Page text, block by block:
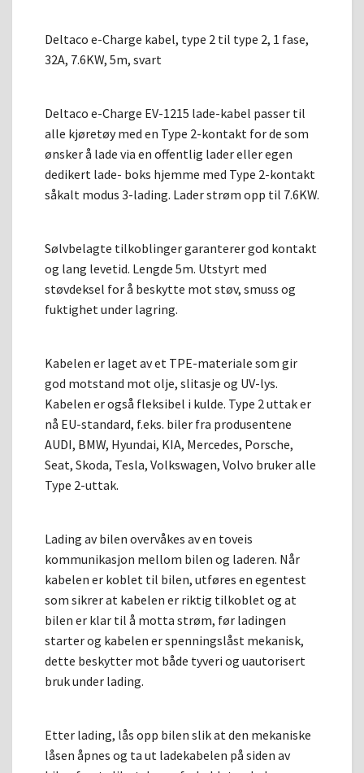
Deltaco e-Charge kabel, type 2 til type 2, 1 fase,
32A, 7.6KW, 5m, svart
Deltaco e-Charge EV-1215 lade-kabel passer til
alle kjøretøy med en Type 2-kontakt for de som
ønsker å lade via en offentlig lader eller egen
dedikert lade- boks hjemme med Type 2-kontakt
såkalt modus 3-lading. Lader strøm opp til 7.6KW.
Sølvbelagte tilkoblinger garanterer god kontakt
og lang levetid. Lengde 5m. Utstyrt med
støvdeksel for å beskytte mot støv, smuss og
fuktighet under lagring.
Kabelen er laget av et TPE-materiale som gir
god motstand mot olje, slitasje og UV-lys.
Kabelen er også fleksibel i kulde. Type 2 uttak er
nå EU-standard, f.eks. biler fra produsentene
AUDI, BMW, Hyundai, KIA, Mercedes, Porsche,
Seat, Skoda, Tesla, Volkswagen, Volvo bruker alle
Type 2-uttak.
Lading av bilen overvåkes av en toveis
kommunikasjon mellom bilen og laderen. Når
kabelen er koblet til bilen, utføres en egentest
som sikrer at kabelen er riktig tilkoblet og at
bilen er klar til å motta strøm, før ladingen
starter og kabelen er spenningslåst mekanisk,
dette beskytter mot både tyveri og uautorisert
bruk under lading.
Etter lading, lås opp bilen slik at den mekaniske
låsen åpnes og ta ut ladekabelen på siden av